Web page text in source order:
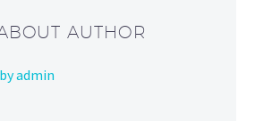
AUTHOR
admin